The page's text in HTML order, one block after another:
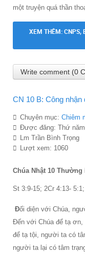
một truyện quá thần
XEM THÊM:
Write comment (0
CN 10 B: Công nhận
Chuyên mục: Chiêm
Được đăng: Thứ
Lm Trần Bình Trọng
Lượt xem: 1060
Chúa Nhật 10 Thường
St 3:9-15; 2Cr 4:13-
Đối diện với Chúa,
Đến với Chúa để tạ
để tạ tội, người ta có
người ta lại có tâm